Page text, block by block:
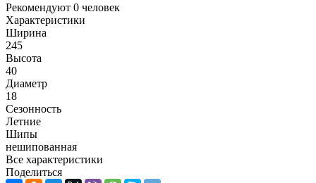
Рекомендуют 0 человек
Характеристики
Ширина
245
Высота
40
Диаметр
18
Сезонность
Летние
Шипы
нешипованная
Все характеристики
Поделиться